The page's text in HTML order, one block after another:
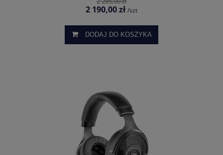
2 190,00 zł /szt
DODAJ DO KOSZYKA